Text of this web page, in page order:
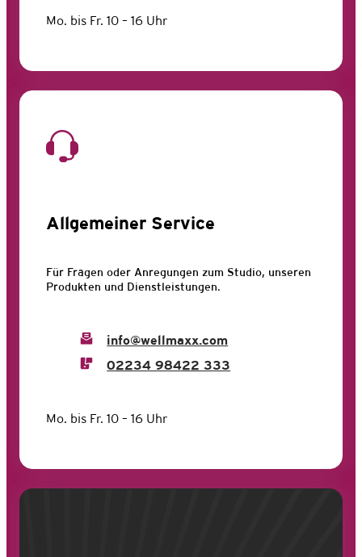
Mo. bis Fr. 10 – 16 Uhr
Allgemeiner Service
Für Fragen oder Anregungen zum Studio, unseren
Produkten und Dienstleistungen.
info@wellmaxx.com
02234 98422 333
Mo. bis Fr. 10 – 16 Uhr